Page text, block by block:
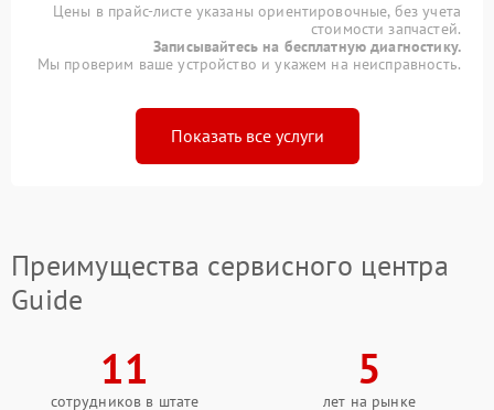
Цены в прайс-листе указаны ориентировочные, без учета
стоимости запчастей.
Записывайтесь на бесплатную диагностику.
Мы проверим ваше устройство и укажем на неисправность.
Показать все услуги
Преимущества сервисного центра
Guide
11
сотрудников в штате
5
лет на рынке